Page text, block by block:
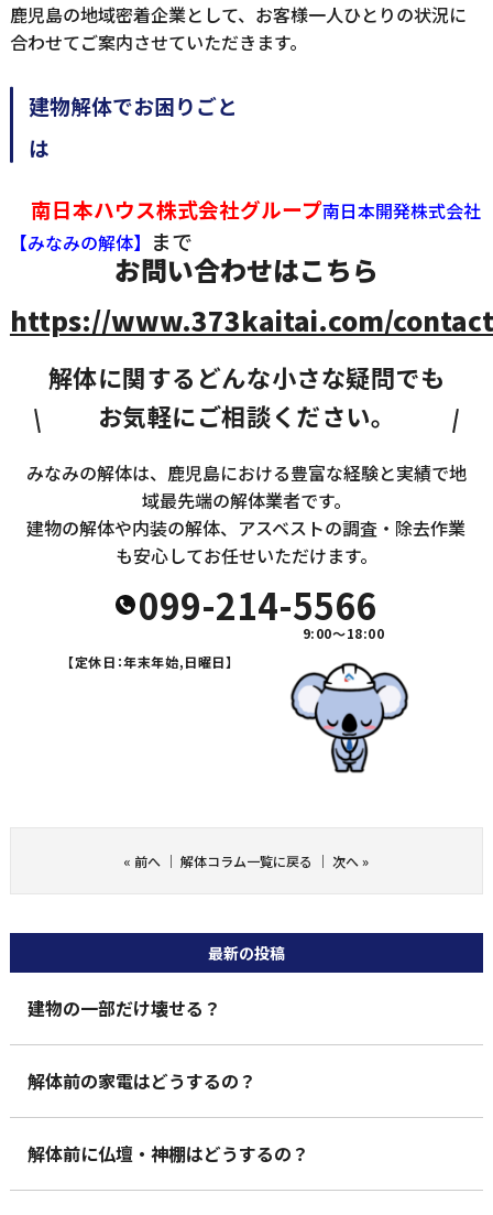
鹿児島の地域密着企業として、お客様一人ひとりの状況に
合わせてご案内させていただきます。
建物解体でお困りごと
南日本ハウス株式会社グループ南日本開発株式会社
【みなみの解体】 まで
お問い合わせはこちら
https://www.373kaitai.com/
解体に関するどんな小さな疑問でも
お気軽にご相談ください。
みなみの解体は、鹿児島における豊富な経験と実績で地
域最先端の解体業者です。
建物の解体や内装の解体、アスベストの調査・除去作業
も安心してお任せいただけます。
099-214-5566
9:00～18:00
【定休日：年末年始,日曜日】
« 前へ ｜解体コラム一覧に戻る ｜次へ»
最新の投稿
建物の一部だけ壊せる？
解体前の家電はどうするの？
解体前に仏壇・神棚はどうするの？